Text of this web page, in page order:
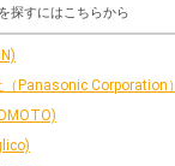
探すにはこちらから
Panasonic Corporation）